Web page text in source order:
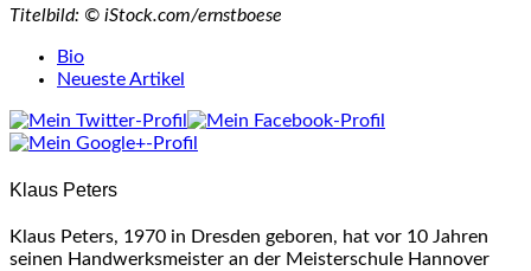
Titelbild: © iStock.com/ernstboese
following
tabs
change
below.
Bio
Neueste Artikel
Klaus Peters
Klaus Peters, 1970 in Dresden geboren, hat vor 10 Jahren
seinen Handwerksmeister an der Meisterschule Hannover